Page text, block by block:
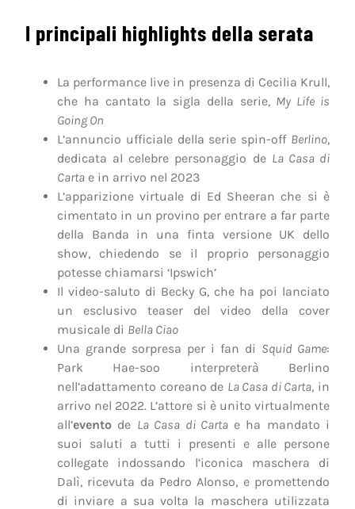
I principali highlights della serata
La performance live in presenza di Cecilia Krull,
che ha cantato la sigla della serie, My Life is
Going On
L’annuncio ufficiale della serie spin-off Berlino,
dedicata al celebre personaggio de La Casa di
Carta e in arrivo nel 2023
L’apparizione virtuale di Ed Sheeran che si è
cimentato in un provino per entrare a far parte
della Banda in una finta versione UK dello
show, chiedendo se il proprio personaggio
potesse chiamarsi ‘Ipswich’
Il video-saluto di Becky G, che ha poi lanciato
un esclusivo teaser del video della cover
musicale di Bella Ciao
Una grande sorpresa per i fan di Squid Game:
Park Hae-soo interpreterà Berlino
nell’adattamento coreano de La Casa di Carta, in
arrivo nel 2022. L’attore si è unito virtualmente
all’evento de La Casa di Carta e ha mandato i
suoi saluti a tutti i presenti e alle persone
collegate indossando l’iconica maschera di
Dalì, ricevuta da Pedro Alonso, e promettendo
di inviare a sua volta la maschera utilizzata